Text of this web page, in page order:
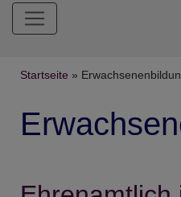
Breadcrumb
Startseite